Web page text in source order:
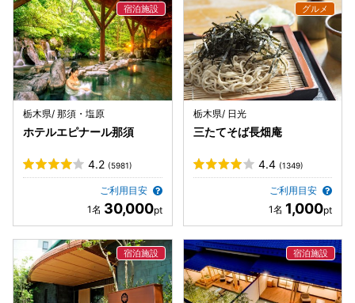
栃木県/ 那須・塩原
ホテルエピナール那須
4.2 (5981)
ご利用目安
30,000
栃木県/ 日光
三たてそば長畑庵
4.4 (1349)
ご利用目安
1,000